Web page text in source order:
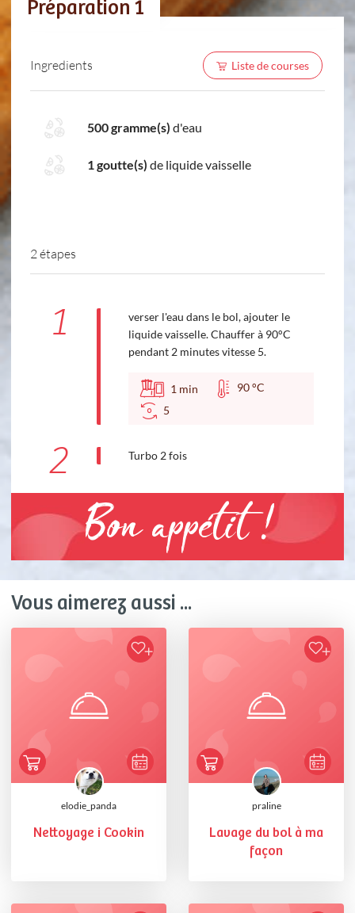
Préparation 1
Ingredients Liste de courses
500 gramme(s) d'eau
1 goutte(s) de liquide vaisselle
2 étapes
1
verser l'eau dans le bol, ajouter le
liquide vaisselle. Chauffer à 90°C
pendant 2 minutes vitesse 5.
1 min
90 °C
5
2 Turbo 2 fois
Bon appétit !
Vous aimerez aussi ...
elodie_panda
Nettoyage i Cookin
praline
Lavage du bol à ma
façon